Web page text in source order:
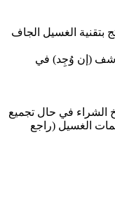
بتقنية الغسيل الجاف
(إن وُجِد) في
الشراء في حال تجميع
الغسيل (راجع